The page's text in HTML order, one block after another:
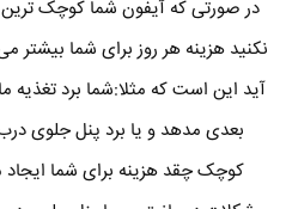
در صورتی که آیفون شما کوچک
نکنید هزینه هر روز برای شما
آید این است که مثلا:شما برد تغذیه
بعدی مدهد و یا برد پنل
کوچک چقد هزینه برای شما